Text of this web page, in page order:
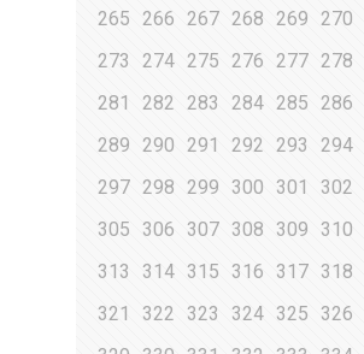
265 266 267 268 269 270
273
274 275 276 277 278
281
282 283 284 285 286
289 290 291 292 293 294
297 298 299 300 301 302
305
306 307 308 309 310
313
314 315 316 317 318
321
322 323 324 325 326